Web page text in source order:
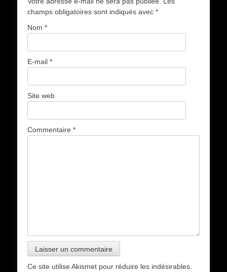
champs obligatoires sont indiqués avec *
Nom *
E-mail *
Site web
Commentaire *
Ce site utilise Akismet pour réduire les indésirables.